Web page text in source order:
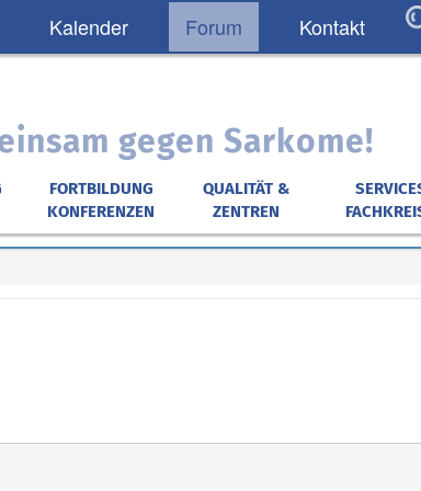
Kalender Forum Kontakt
gegen Sarkome!
FORTBILDUNG
KONFERENZEN
QUALITÄT &
ZENTREN